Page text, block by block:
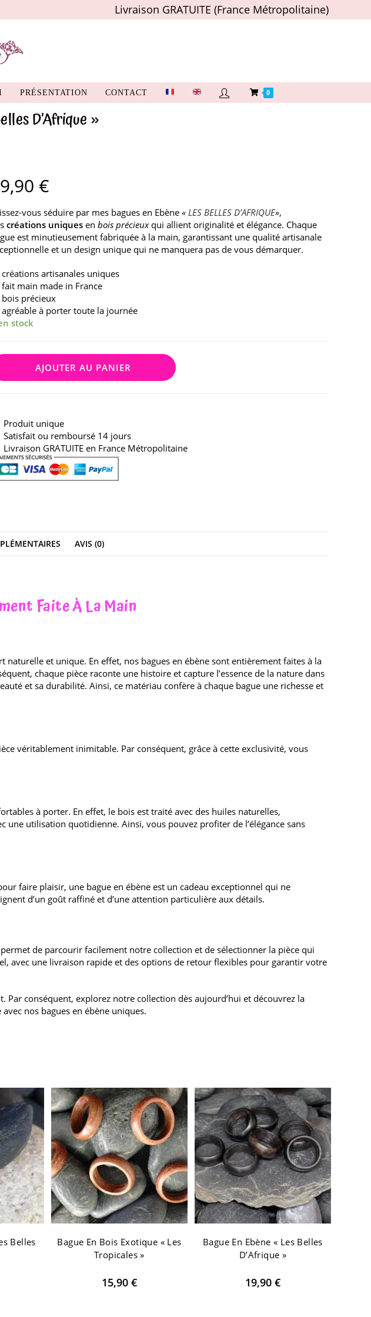
Livraison GRATUITE (France Métropolitaine)
PRÉSENTATION CONTACT 0
D’Afrique »
€
vous séduire par mes bagues en Ebène « LES BELLES D’AFRIQUE»,
créations uniques en bois précieuxqui allient originalité et élégance. Chaque
est minutieusement fabriquée à la main, garantissant une qualité artisanale
et un design unique qui ne manquera pas de vous démarquer.
créations artisanales uniques
fait main made in France
bois précieux
agréable à porter toute la journée
stock
AJOUTER AU PANIER
Produit unique
Satisfait ou remboursé 14 jours
Livraison GRATUITE en France Métropolitaine
AVIS (0)
Faite À La Main
naturelle et unique. En effet, nos bagues en ébène sont entièrement faites à la
chaque pièce raconte une histoire et capture l’essence de la nature dans
et sa durabilité. Ainsi, ce matériau confère à chaque bague une richesse et
véritablement inimitable. Par conséquent, grâce à cette exclusivité, vous
à porter. En effet, le bois est traité avec des huiles naturelles,
utilisation quotidienne. Ainsi, vous pouvez profiter de l’élégance sans
faire plaisir, une bague en ébène est un cadeau exceptionnel qui ne
d’un goût raffiné et d’une attention particulière aux détails.
de parcourir facilement notre collection et de sélectionner la pièce qui
avec une livraison rapide et des options de retour flexibles pour garantir votre
Par conséquent, explorez notre collection dès aujourd’hui et découvrez la
nos bagues en ébène uniques.
Belles
Bague En Bois Exotique « Les
Tropicales »
15,90 €
Bague En Ebène « Les Belles
D’Afrique »
19,90 €